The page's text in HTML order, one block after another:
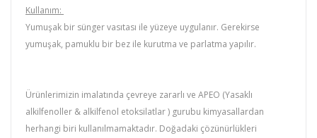
Kullanım:
Yumuşak bir sünger vasıtası ile yüzeye uygulanır. Gerekirse
yumuşak, pamuklu bir bez ile kurutma ve parlatma yapılır.
Ürünlerimizin imalatında çevreye zararlı ve APEO (Yasaklı
alkilfenoller & alkilfenol etoksilatlar ) gurubu kimyasallardan
herhangi biri kullanılmamaktadır. Doğadaki çözünürlükleri